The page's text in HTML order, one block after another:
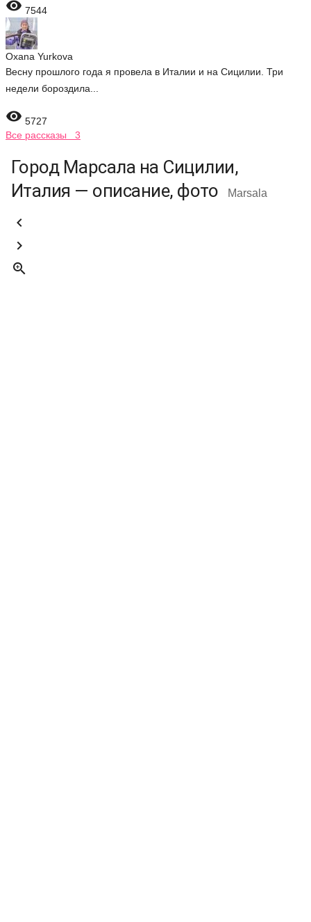
 7544
Oxana Yurkova
Весну прошлого года я провела в Италии и на Сицилии. Три
недели бороздила...
 5727
Все рассказы 3
Город Марсала на Сицилии,
Италия — описание, фото
Marsala


